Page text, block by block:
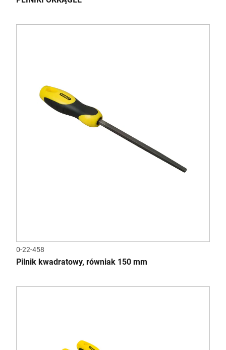
0-22-458
Pilnik kwadratowy, równiak 150 mm